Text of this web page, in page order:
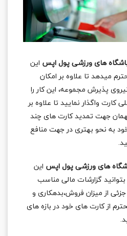
های ورزشی پول اپس این
میدهد تا علاوه بر امکان
پذیرش مجموعه، این کار را
کارت واگذار نمایید تا علاوه بر
جهت تمدید کارت های چند
به نحو بهتری در جهت منافع
های ورزشی پول اپس این
گزارشات مالی مناسب
از میزان فروش،بدهکاری و
از کارت های خود در بازه های